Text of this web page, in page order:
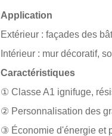
Application
Extérieur : façades des
Intérieur : mur décoratif,
Caractéristiques
① Classe A1 ignifuge,
② Personnalisation des
③ Économie d'énergie et